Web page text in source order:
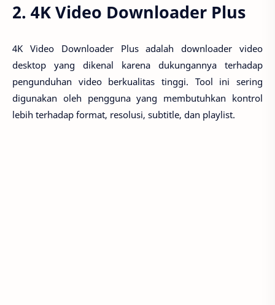
2. 4K Video Downloader Plus
4K Video Downloader Plus adalah downloader video
desktop yang dikenal karena dukungannya terhadap
pengunduhan video berkualitas tinggi. Tool ini sering
digunakan oleh pengguna yang membutuhkan kontrol
lebih terhadap format, resolusi, subtitle, dan playlist.